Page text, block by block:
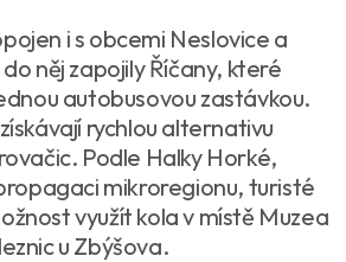
i s obcemi Neslovice a
něj zapojily Říčany, které
autobusovou zastávkou.
rychlou alternativu
Podle Halky Horké,
mikroregionu, turisté
využít kola v místě Muzea
u Zbýšova.